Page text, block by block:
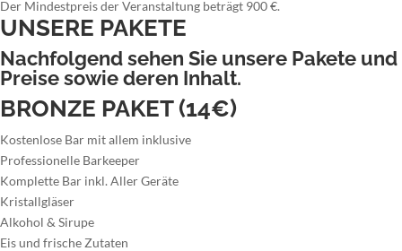
Der Mindestpreis der Veranstaltung beträgt 900 €.
UNSERE PAKETE
Nachfolgend sehen Sie unsere Pakete und
Preise sowie deren Inhalt.
BRONZE PAKET (14€)
Kostenlose Bar mit allem inklusive
Professionelle Barkeeper
Komplette Bar inkl. Aller Geräte
Kristallgläser
Alkohol & Sirupe
Eis und frische Zutaten